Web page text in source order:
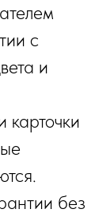
с
и
карточки
без